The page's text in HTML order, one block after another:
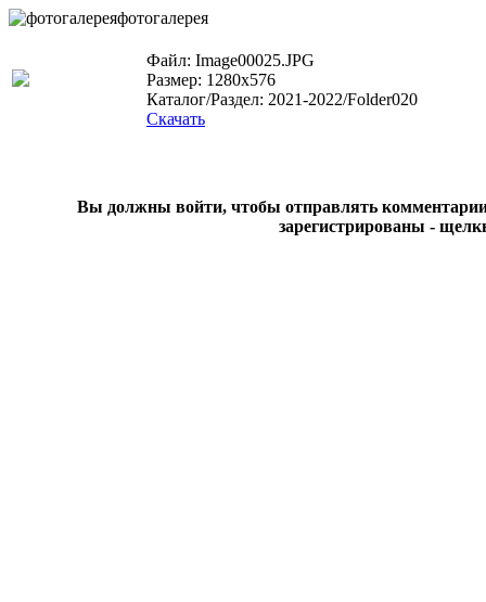
фотогалерея
Файл: Image00025.JPG
Размер: 1280x576
Каталог/Раздел: 2021-2022/Folder020
Скачать
Вы должны войти, чтобы отправлять комментарии
зарегистрированы -